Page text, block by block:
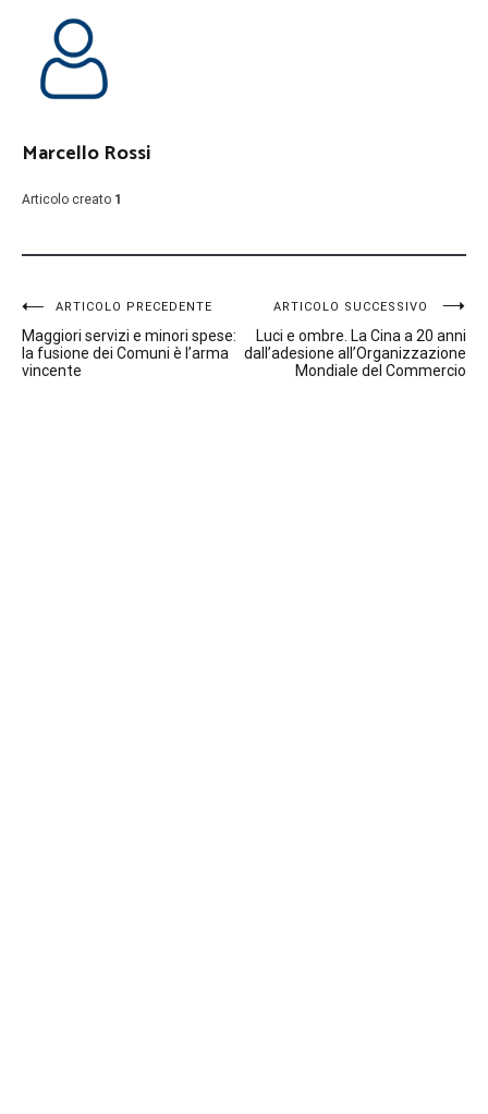
Marcello Rossi
Articolo creato 1
Navigazione
articoli
ARTICOLO PRECEDENTE
Maggiori servizi e minori spese:
la fusione dei Comuni è l’arma
vincente
ARTICOLO SUCCESSIVO
Luci e ombre. La Cina a 20 anni
dall’adesione all’Organizzazione
Mondiale del Commercio